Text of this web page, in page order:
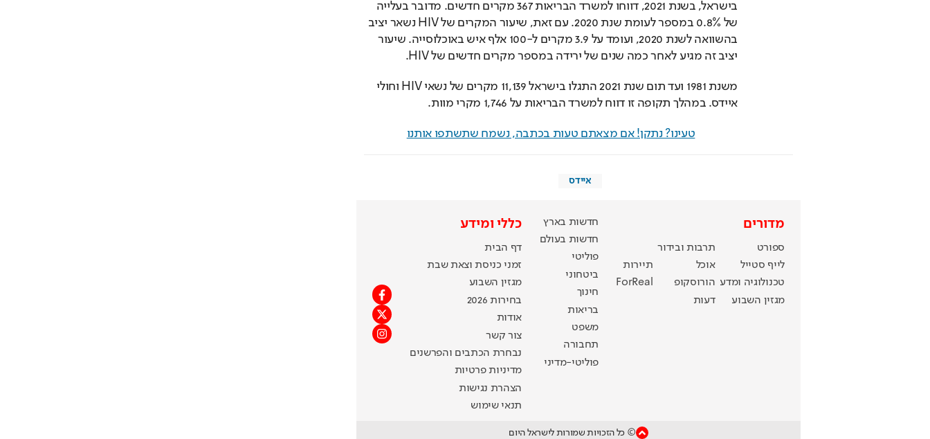
בהשוואה לשנת 2020, ועומד על 3.9 מקרים ל-100 אלף איש באוכלוסייה. שיעור
יציב זה מגיע לאחר כמה שנים של ירידה במספר מקרים חדשים של HIV.
איידס. במהלך תקופה זו דווח למשרד הבריאות על 1,746 מקרי מוות.
טעינו? נתקן! אם מצאתם טעות בכתבה, נשמח שתשתפו אותנו
איידס
מדורים
ספורט
תרבות ובידור
לייף סטייל
אוכל
תיירות
טכנולוגיה ומדע הורוסקופ
ForReal
מגזין השבוע
דעות
חדשות בארץ
חדשות בעולם
פוליטי
ביטחוני
חינוך
בריאות
משפט
תחבורה
פוליטי-מדיני
כללי ומידע
דף הבית
זמני כניסת וצאת שבת
מגזין השבוע
בחירות 2026
אודות
צור קשר
נבחרת הכתבים והפרשנים
מדיניות פרטיות
הצהרת נגישות
תנאי שימוש
© כל הזכויות שמורות לישראל היום